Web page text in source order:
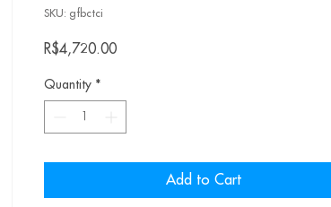
SKU: gfbctci
R$4,720.00Price
Quantity *
Add to Cart